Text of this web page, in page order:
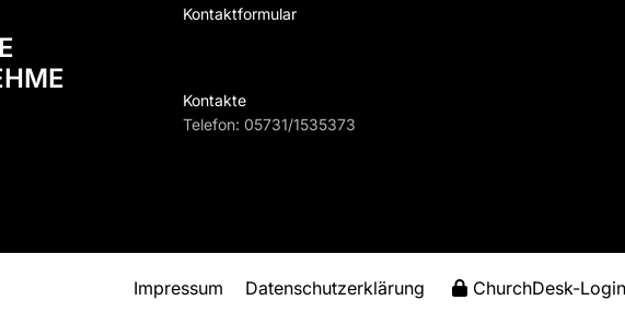
Kontaktformular
Kontakte
Telefon: 05731/1535373
Impressum Datenschutzerklärung ChurchDesk-Login